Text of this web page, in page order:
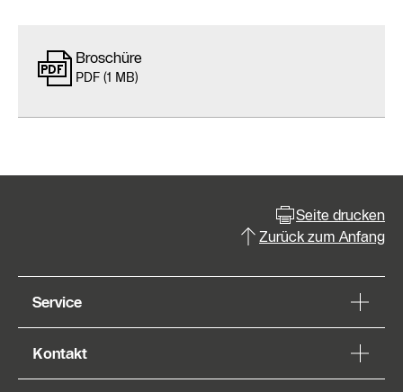
Broschüre
PDF (1 MB)
Seite drucken
Zurück zum Anfang
Service
Kontakt